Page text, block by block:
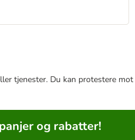
tjenester. Du kan protestere
og rabatter!